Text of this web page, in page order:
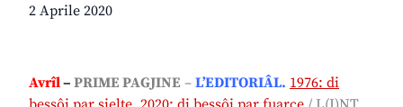
2 Aprile 2020
Avrîl– PRIME PAGJINE – L’EDITORIÂL. 1976: di